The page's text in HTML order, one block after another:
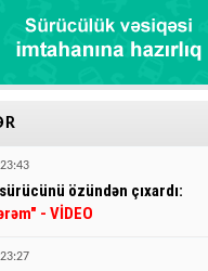
özündən çıxardı:
- VİDEO